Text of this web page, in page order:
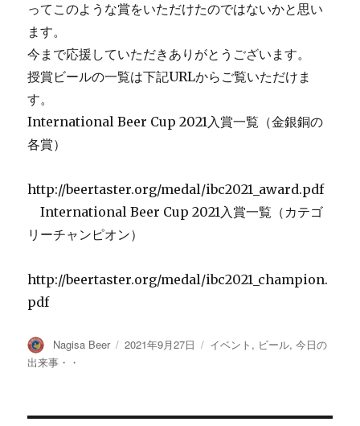
ってこのような賞をいただけたのではないかと思い
ます。
今まで応援していただきありがとうございます。
授賞ビールの一覧は下記URLからご覧いただけま
す。
International Beer Cup 2021入賞一覧（金銀銅の
各賞）
http://beertaster.org/medal/ibc2021_award.pdf
International Beer Cup 2021入賞一覧（カテゴ
リーチャンピオン）
http://beertaster.org/medal/ibc2021_champion.
pdf
投
稿
Nagisa Beer
投
2021年9月27日
カ
イベント , ビール,今日の
出来事・・